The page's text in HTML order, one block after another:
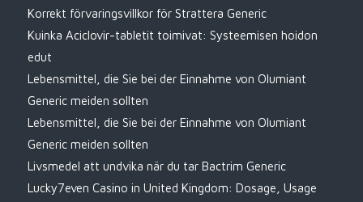
Korrekt förvaringsvillkor för Strattera Generic
Kuinka Aciclovir-tabletit toimivat: Systeemisen hoidon
edut
Lebensmittel, die Sie bei der Einnahme von Olumiant
Generic meiden sollten
Lebensmittel, die Sie bei der Einnahme von Olumiant
Generic meiden sollten
Livsmedel att undvika när du tar Bactrim Generic
Lucky7even Casino in United Kingdom: Dosage, Usage